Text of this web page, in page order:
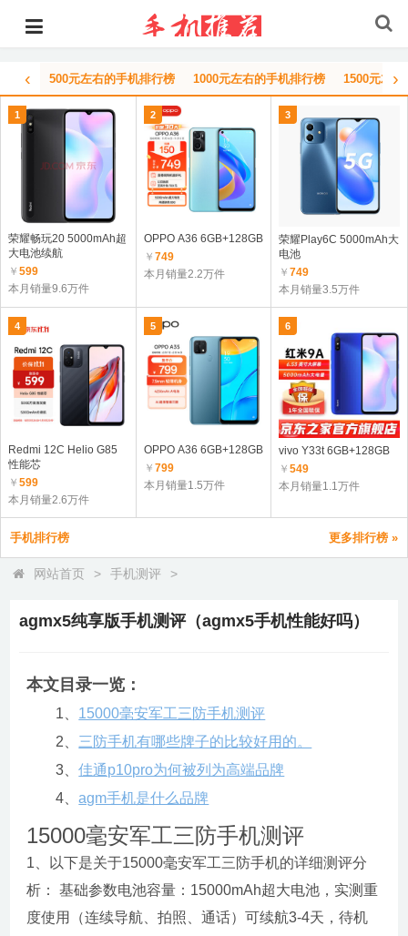
‹ 500元左右的手机排行榜 1000元左右的手机排行榜 1500元左›
1
荣耀畅玩20 5000mAh超
大电池续航
￥ 599
本月销量9.6万件
2
OPPO A36 6GB+128GB
￥ 749
本月销量2.2万件
3
荣耀Play6C 5000mAh大
电池
￥749
本月销量3.5万件
4
Redmi 12C Helio G85
性能芯
￥ 599
本月销量2.6万件
5
OPPO A36 6GB+128GB
￥ 799
本月销量1.5万件
6
vivo Y33t 6GB+128GB
￥549
本月销量1.1万件
手机排行榜 更多排行榜 »
网站首页 > 手机测评 >
agmx5纯享版手机测评（agmx5手机性能好吗）
本文目录一览：
1、 15000毫安军工三防手机测评
2、 三防手机有哪些牌子的比较好用的。
3、佳通p10pro为何被列为高端品牌
4、agm手机是什么品牌
15000毫安军工三防手机测评
1、以下是关于15000毫安军工三防手机的详细测评分
析： 基础参数电池容量：15000mAh超大电池，实测重
度使用（连续导航、拍照、通话）可续航3-4天，待机